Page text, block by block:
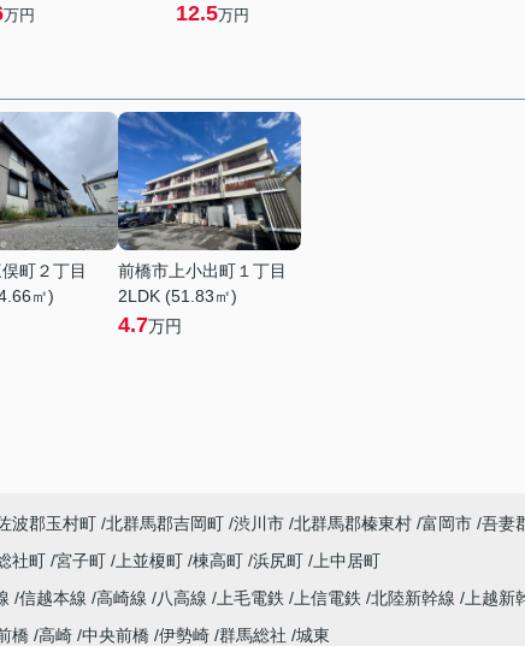
万円 12.5万円
町２丁目
㎡)
前橋市上小出町１丁目
2LDK (51.83㎡)
4.7万円
波郡玉村町 北群馬郡吉岡町 渋川市 北群馬郡榛東村 富岡市 吾妻
社町 宮子町 上並榎町 棟高町 浜尻町
上中居町
信越本線 高崎線 八高線 上毛電鉄 上信電鉄 北陸新幹線
上越新
橋 高崎 中央前橋 伊勢崎 群馬総社 城東